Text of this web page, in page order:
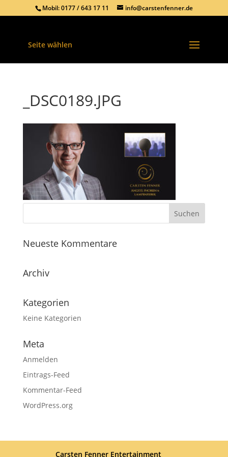
Mobil: 0177 / 643 17 11 info@carstenfenner.de
Seite wählen
_DSC0189.JPG
Neueste Kommentare
Archiv
Kategorien
Keine Kategorien
Meta
Anmelden
Eintrags-Feed
Kommentar-Feed
WordPress.org
Carsten Fenner Entertainment